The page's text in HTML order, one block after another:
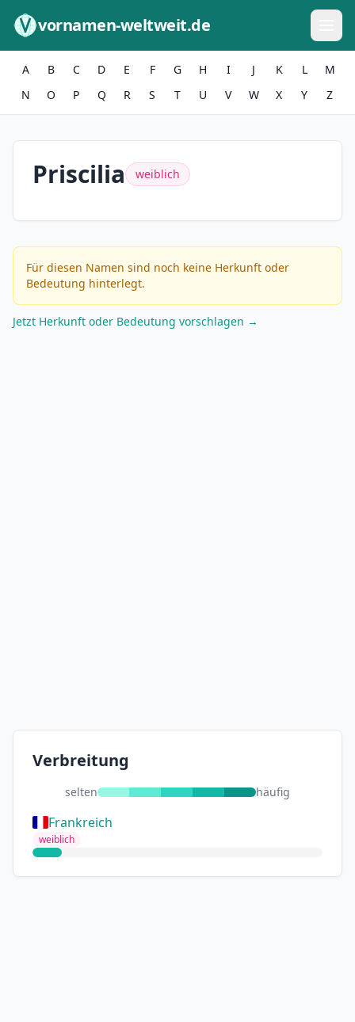
vornamen-weltweit.de
A B C D E F G H I J K L
M
N
O P Q R S T U V W X Y Z
Priscilia weiblich
Für diesen Namen sind noch keine Herkunft oder
Bedeutung hinterlegt.
Jetzt Herkunft oder Bedeutung vorschlagen →
Verbreitung
selten häufig
Frankreich
weiblich